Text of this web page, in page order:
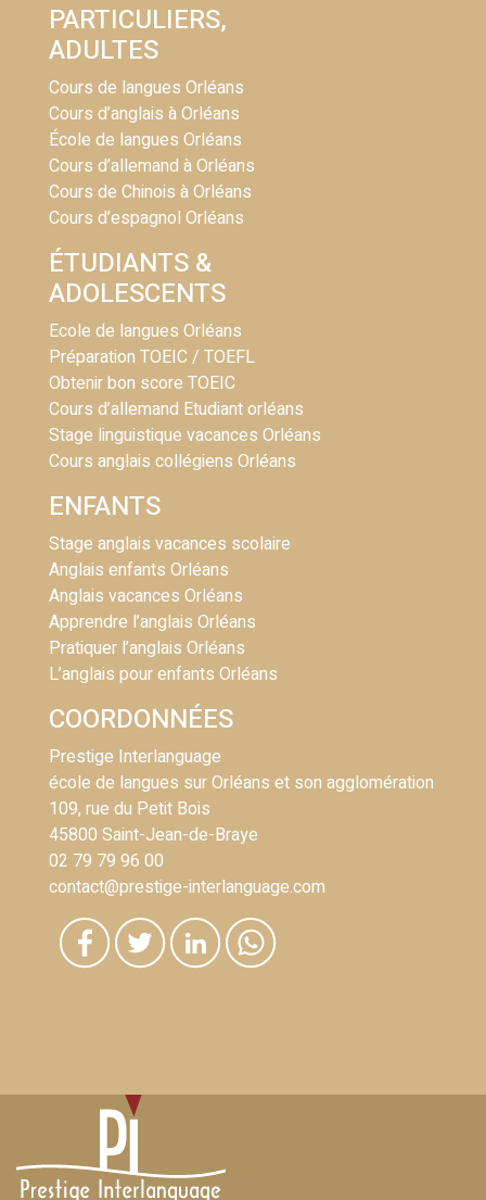
PARTICULIERS,
ADULTES
Cours de langues Orléans
Cours d’anglais à Orléans
École de langues Orléans
Cours d’allemand à Orléans
Cours de Chinois à Orléans
Cours d’espagnol Orléans
ÉTUDIANTS &
ADOLESCENTS
Ecole de langues Orléans
Préparation TOEIC / TOEFL
Obtenir bon score TOEIC
Cours d’allemand Etudiant orléans
Stage linguistique vacances Orléans
Cours anglais collégiens Orléans
ENFANTS
Stage anglais vacances scolaire
Anglais enfants Orléans
Anglais vacances Orléans
Apprendre l’anglais Orléans
Pratiquer l’anglais Orléans
L’anglais pour enfants Orléans
COORDONNÉES
Prestige Interlanguage
école de langues sur Orléans et son agglomération
109, rue du Petit Bois
45800 Saint-Jean-de-Braye
02 79 79 96 00
contact@prestige-interlanguage.com